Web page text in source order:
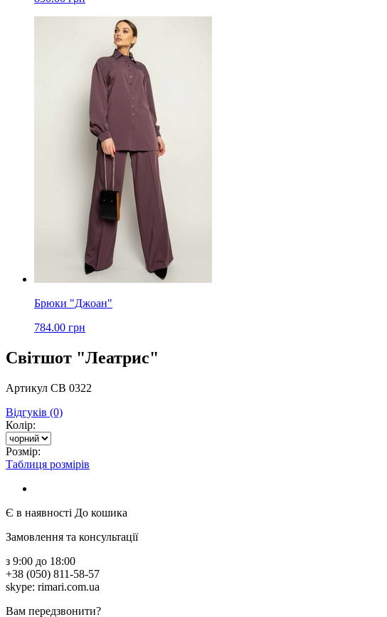
Брюки "Джоан"
784.00 грн
Світшот "Леатрис"
Артикул СВ 0322
Відгуків (0)
Колір:
Розмір:
Таблиця розмірів
Є в наявності До кошика
Замовлення та консультації
з 9:00 до 18:00
+38 (050) 811-58-57
skype: rimari.com.ua
Вам передзвонити?